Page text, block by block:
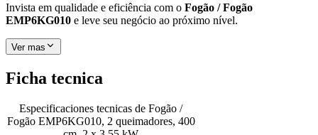
Invista em qualidade e eficiência com o Fogão / Fogão
EMP6KG010 e leve seu negócio ao próximo nível.
Ver mas
Ficha tecnica
Especificaciones tecnicas de Fogão /
Fogão EMP6KG010, 2 queimadores, 400